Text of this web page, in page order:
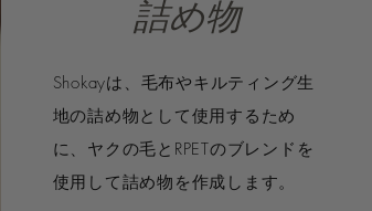
詰め物
Shokayは、毛布やキルティング生
地の詰め物として使用するため
に、ヤクの毛とRPETのブレンドを
使用して詰め物を作成します。